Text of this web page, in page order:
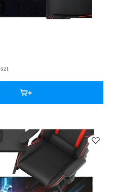
szt.